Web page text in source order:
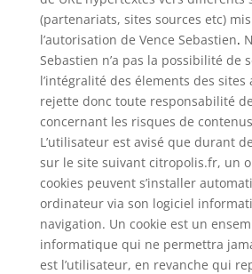
(partenariats, sites sources etc)
l’autorisation de Vence Sebastien.
Sebastien n’a pas la possibilité de
l’intégralité des élements des
rejette donc toute responsabilité
concernant les risques de
L’utilisateur est avisé que durant
sur le site suivant citropolis.fr, un
cookies peuvent s’installer
ordinateur via son logiciel
navigation. Un cookie est un
informatique qui ne permettra
est l’utilisateur, en revanche qui